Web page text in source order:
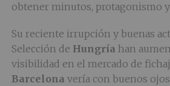
obtener minutos, protagonismo
Su reciente irrupción y buenas
Selección de Hungría han
visibilidad en el mercado de
Barcelona vería con buenos